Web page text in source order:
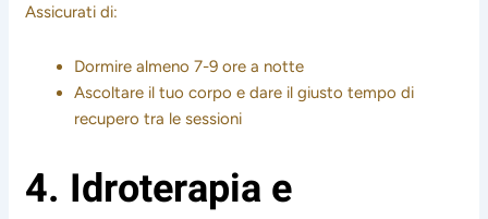
Assicurati di:
Dormire almeno 7-9 ore a notte
Ascoltare il tuo corpo e dare il giusto tempo di
recupero tra le sessioni
4. Idroterapia e